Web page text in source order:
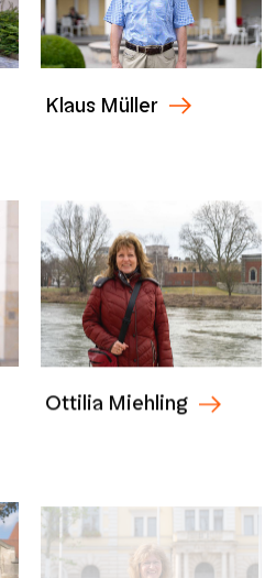
Klaus Müller
Ottilia Miehling